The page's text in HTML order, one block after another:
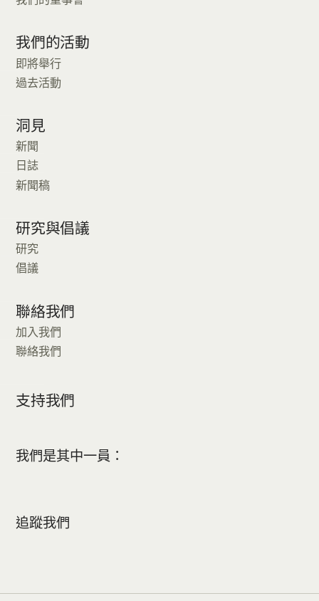
我們的活動
即將舉行
過去活動
洞見
新聞
日誌
新聞稿
研究與倡議
研究
倡議
聯絡我們
加入我們
聯絡我們
支持我們
我們是其中一員：
追蹤我們